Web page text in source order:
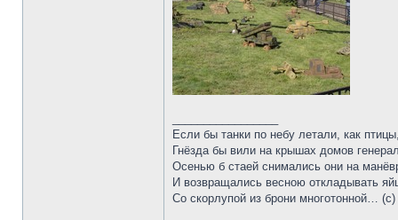
Если бы танки по небу летали, как
Гнёзда бы вили на крышах домов
Осенью б стаей снимались они на
И возвращались весною откладывать
Со скорлупой из брони многотонной… (c)